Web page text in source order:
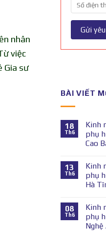
nhân
việc
Gia sư
BÀI VIẾT
18
Th6
Kinh
phụ
Cao
13
Th6
Kinh
phụ
Hà
08
Th6
Kinh
phụ
Nghệ